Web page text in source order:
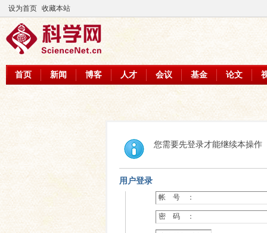
设为首页 收藏本站
首页 新闻 博客 人才 会议 基金 论文
您需要先登录才能继续本操作
用户登录
帐 号 ：
密 码 ：